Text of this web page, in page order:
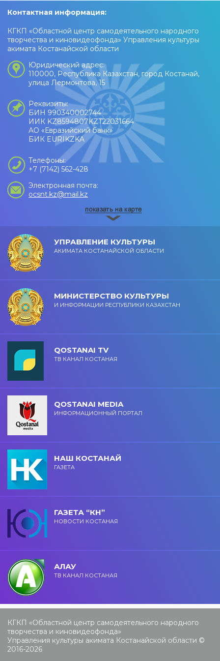
Контактная информация:
КГКП «Областной центр самодеятельного народного
творчества и киновидеофонда» Управления культуры
акимата Костанайской области
Юридический адрес:
110000, Республика Казахстан, город Костанай,
улица Лермонтова, 15
Реквизиты:
БИН 990340002744
ИИК KZ8594807KZT22031664
АО «Евразийский банк»
БИК EURIKZKA
Телефоны:
+7 (7142) 562-428
Электронная почта:
ocsnt.kz@mail.kz
УПРАВЛЕНИЕ КУЛЬТУРЫ
АКИМАТА КОСТАНАЙСКОЙ ОБЛАСТИ
МИНИСТЕРСТВО КУЛЬТУРЫ
И ИНФОРМАЦИИ РЕСПУБЛИКИ КАЗАХСТАН
QOSTANAI TV
ТВ КАНАЛ КОСТАНАЯ
QOSTANAI MEDIA
ИНФОРМАЦИОННЫЙ ПОРТАЛ
НАШ КОСТАНАЙ
ГАЗЕТА
ГАЗЕТА “КН”
НОВОСТИ КОСТАНАЯ
АЛАУ
ТВ КАНАЛ КОСТАНАЯ
КГКП «Областной центр самодеятельного народного
творчества и киновидеофонда»
Управления культуры акимата Костанайской области ©
2016-2026